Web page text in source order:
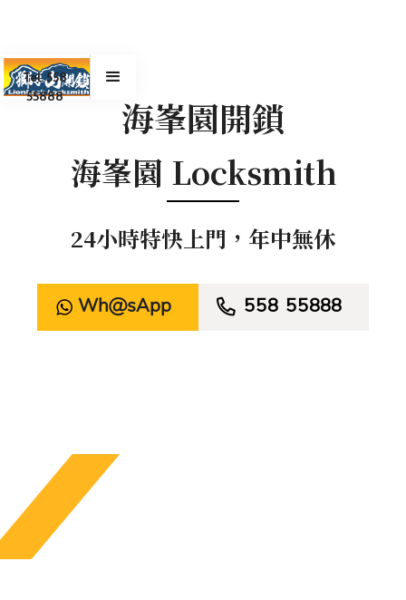
Tel. 558
55888
海峯園開鎖
海峯園 Locksmith
24小時特快上門，年中無休
WhatsApp  558 55888